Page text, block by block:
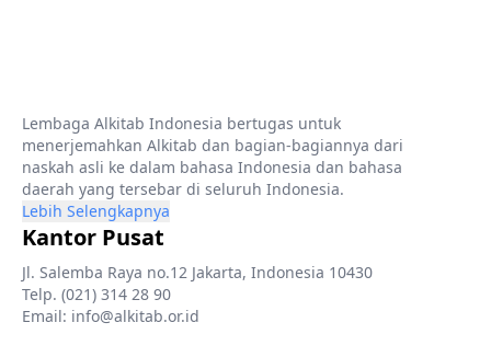
Lembaga Alkitab Indonesia bertugas untuk
menerjemahkan Alkitab dan bagian-bagiannya dari
naskah asli ke dalam bahasa Indonesia dan bahasa
daerah yang tersebar di seluruh Indonesia.
Lebih Selengkapnya
Kantor Pusat
Jl. Salemba Raya no.12 Jakarta, Indonesia 10430
Telp. (021) 314 28 90
Email: info@alkitab.or.id